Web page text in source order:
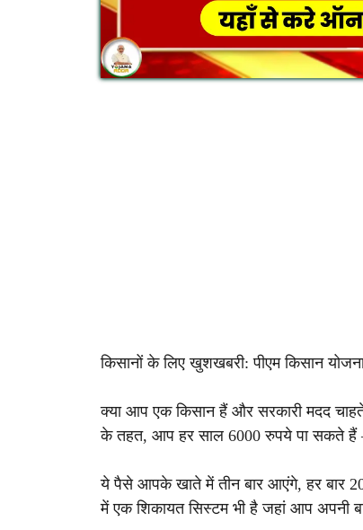
किसानों के लिए खुशखबरी: पीएम किसान
क्या आप एक किसान हैं और सरकारी मदद
के तहत, आप हर साल 6000 रुपये पा सकते हैं
ये पैसे आपके खाते में तीन बार आएंगे, हर बार
में एक शिकायत सिस्टम भी है जहां आप अपनी